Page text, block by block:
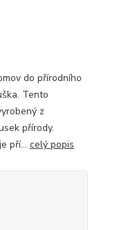
do přírodního
Tento
z
přírody.
pří... celý popis